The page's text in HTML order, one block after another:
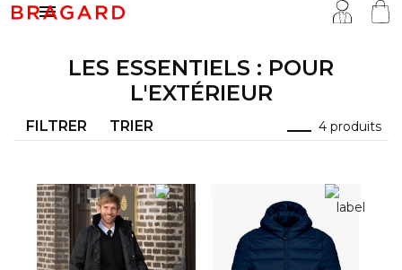

& Jupes
& Chasubles
& Chaussettes
boucher, charcutier, traiteur
fromager
service & hôtellerie
médicale
histoire
faire
& Collaborations
LES ESSENTIELS : POUR
L'EXTÉRIEUR
FILTRER TRIER 4 produits